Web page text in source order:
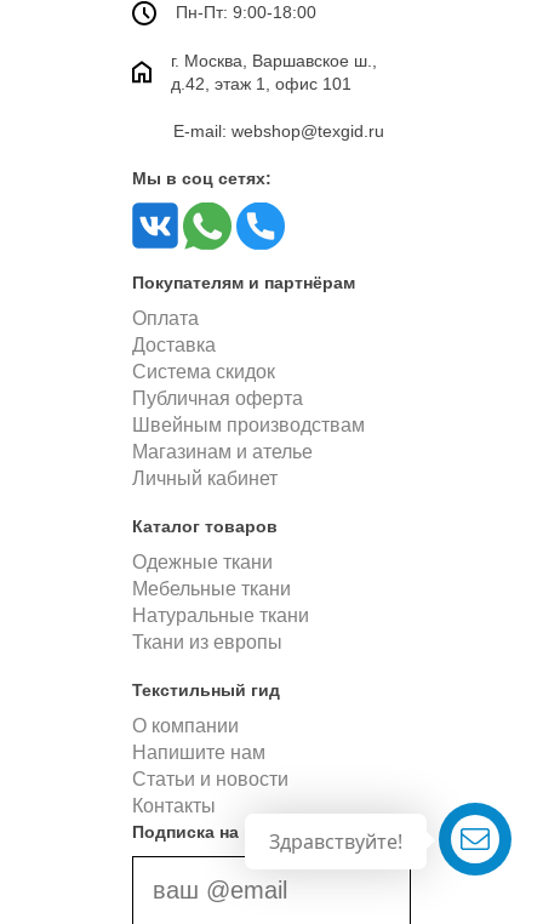
Здравствуйте!
Пн-Пт: 9:00-18:00
г. Москва, Варшавское ш.,
д.42, этаж 1, офис 101
E-mail: webshop@texgid.ru
Мы в соц сетях:
Покупателям и партнёрам
Оплата
Доставка
Система скидок
Публичная оферта
Швейным производствам
Магазинам и ателье
Личный кабинет
Каталог товаров
Одежные ткани
Мебельные ткани
Натуральные ткани
Ткани из европы
Текстильный гид
О компании
Напишите нам
Статьи и новости
Контакты
Подписка на новости